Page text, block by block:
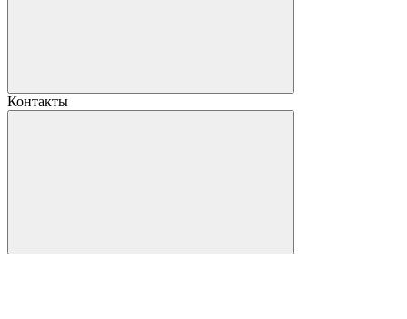
Контакты